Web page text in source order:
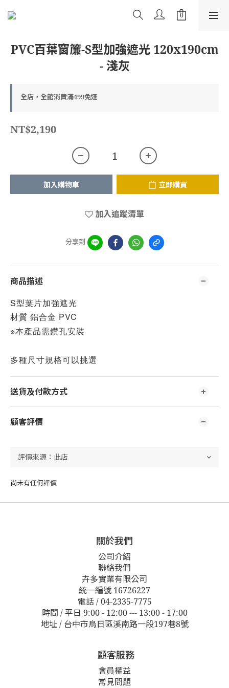
PVC百葉窗簾-S型加強遮光 120x190cm
- 淺灰
全店，全館消費滿499免運
NT$2,190
加入購物車 立即購買
加入追蹤清單
分享到
商品描述
S型葉片加強遮光
材質 鋁合金 PVC
※本產品需鑽孔安裝
多種尺寸規格可以挑選
送貨及付款方式
顧客評價
尚未有任何評價
關於我們
公司介紹
聯絡我們
卉多實業有限公司
統一編號 16726227
電話 / 04-2335-7775
時間 / 平日 9:00 - 12:00 --- 13:00 - 17:00
地址 / 台中市烏日區溪南路一段197巷8號
顧客服務
會員權益
常見問題